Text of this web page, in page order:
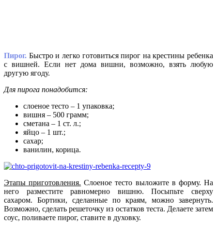
Пирог. Быстро и легко готовиться пирог на крестины ребенка
с вишней. Если нет дома вишни, возможно, взять любую
другую ягоду.
Для пирога понадобится:
слоеное тесто – 1 упаковка;
вишня – 500 грамм;
сметана – 1 ст. л.;
яйцо – 1 шт.;
сахар;
ванилин, корица.
Этапы приготовления. Слоеное тесто выложите в форму. На
него разместите равномерно вишню. Посыпьте сверху
сахаром. Бортики, сделанные по краям, можно завернуть.
Возможно, сделать решеточку из остатков теста. Делаете затем
соус, поливаете пирог, ставите в духовку.